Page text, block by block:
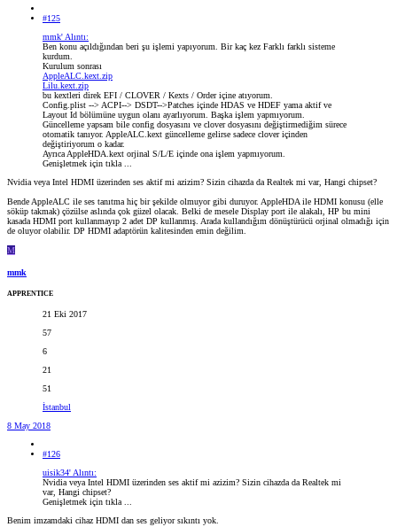
#125
mmk' Alıntı:
Ben konu açıldığından beri şu işlemi yapıyorum. Bir kaç kez Farklı farklı sisteme
kurdum.
Kurulum sonrası
AppleALC.kext.zip
Lilu.kext.zip
bu kextleri direk EFI / CLOVER / Kexts / Order içine atıyorum.
Config.plist --> ACPI--> DSDT-->Patches içinde HDAS ve HDEF yama aktif ve
Layout Id bölümüne uygun olanı ayarlıyorum. Başka işlem yapmıyorum.
Güncelleme yapsam bile config dosyasını ve clover dosyasını değiştirmediğim sürece
otomatik tanıyor. AppleALC.kext güncelleme gelirse sadece clover içinden
değiştiriyorum o kadar.
Ayrıca AppleHDA.kext orjinal S/L/E içinde ona işlem yapmıyorum.
Genişletmek için tıkla ...
Nvidia veya Intel HDMI üzerinden ses aktif mi azizim? Sizin cihazda da Realtek mi var, Hangi chipset?
Bende AppleALC ile ses tanıtma hiç bir şekilde olmuyor gibi duruyor. AppleHDA ile HDMI konusu (elle
söküp takmak) çözülse aslında çok güzel olacak. Belki de mesele Display port ile alakalı, HP bu mini
kasada HDMI port kullanmayıp 2 adet DP kullanmış. Arada kullandığım dönüştürücü orjinal olmadığı için
de oluyor olabilir. DP HDMI adaptörün kalitesinden emin değilim.
M
mmk
APPRENTICE
21 Eki 2017
57
6
21
51
İstanbul
8 May 2018
#126
uisik34' Alıntı:
Nvidia veya Intel HDMI üzerinden ses aktif mi azizim? Sizin cihazda da Realtek mi
var, Hangi chipset?
Genişletmek için tıkla ...
Benim imzamdaki cihaz HDMI dan ses geliyor sıkıntı yok.